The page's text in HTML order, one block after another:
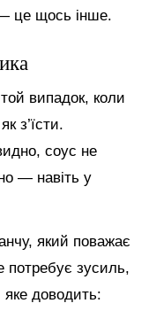
це щось інше.
випадок, коли
з’їсти.
соус не
— навіть у
який поважає
потребує зусиль,
доводить: